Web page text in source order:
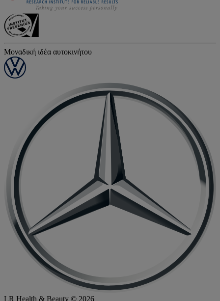
Μοναδική ιδέα αυτοκινήτου
LR Health & Beauty © 2026